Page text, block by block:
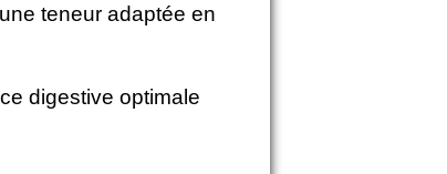
teneur adaptée en
digestive optimale